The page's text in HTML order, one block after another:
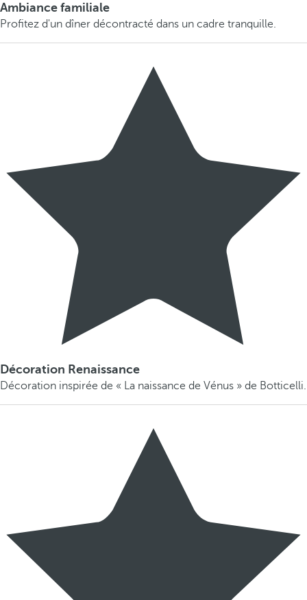
Ambiance familiale
Profitez d'un dîner décontracté dans un cadre tranquille.
Décoration Renaissance
Décoration inspirée de « La naissance de Vénus » de Botticelli.